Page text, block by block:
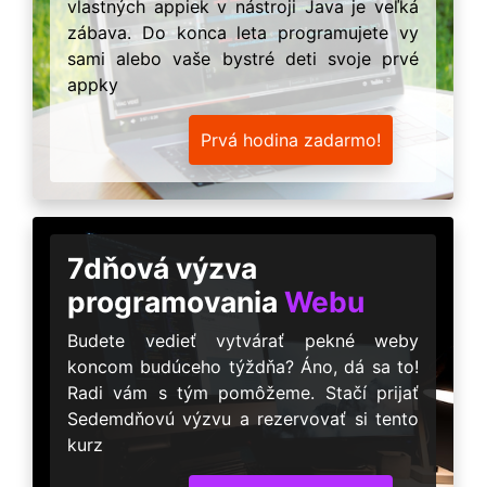
vlastných appiek v nástroji Java je veľká
zábava. Do konca leta programujete vy
sami alebo vaše bystré deti svoje prvé
appky
Prvá hodina zadarmo!
7dňová výzva
programovania Webu
Budete vedieť vytvárať pekné weby
koncom budúceho týždňa? Áno, dá sa to!
Radi vám s tým pomôžeme. Stačí prijať
Sedemdňovú výzvu a rezervovať si tento
kurz